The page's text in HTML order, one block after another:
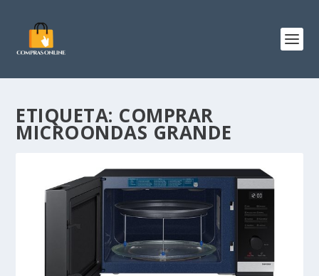
ETIQUETA: COMPRAR
MICROONDAS GRANDE